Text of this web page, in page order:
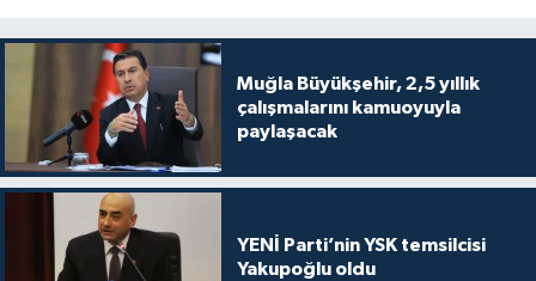
Muğla Büyükşehir, 2,5 yıllık
çalışmalarını kamuoyuyla
paylaşacak
YENİ Parti’nin YSK temsilcisi
Yakupoğlu oldu